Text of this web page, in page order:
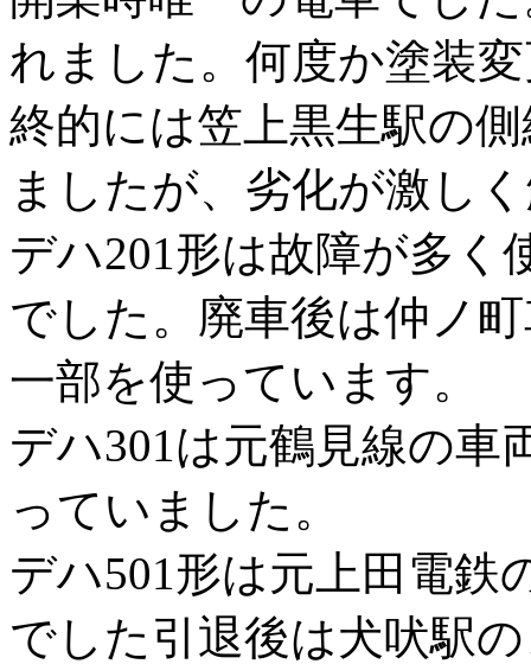
れました。何度か塗装
終的には笠上黒生駅の
ましたが、劣化が激し
デハ201形は故障が多く
でした。廃車後は仲ノ
一部を使っています。
デハ301は元鶴見線の車
っていました。
デハ501形は元上田電鉄
でした引退後は犬吠駅